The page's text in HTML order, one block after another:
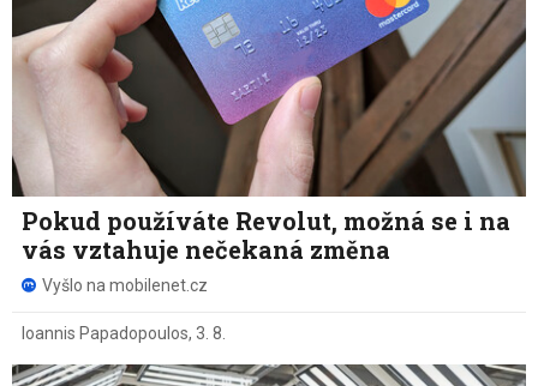
Pokud používáte Revolut, možná se i na
vás vztahuje nečekaná změna
Vyšlo na mobilenet.cz
Ioannis Papadopoulos, 3. 8.